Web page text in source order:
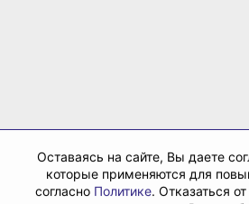
Оставаясь на сайте, Вы даете
согласноПолитике. Отказаться
Вашего